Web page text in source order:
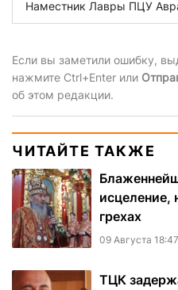
Наместник Лавры ПЦУ
Если вы заметили ошибку,
нажмите Ctrl+Enter или
об этом редакции.
ЧИТАЙТЕ ТАКЖЕ
исцеление,
грехах
09 Августа 18:47
ТЦК